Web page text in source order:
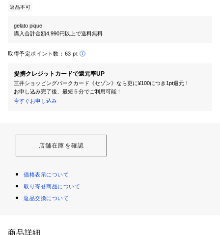
返品不可
gelato pique
購入合計金額4,990円以上で送料無料
取得予定ポイント数： 63 pt
提携クレジットカードで還元率UP
三井ショッピングパークカード《セゾン》なら更に¥100につき1pt還元！
お申し込み完了後、最短５分でご利用可能！
今すぐお申し込み
店舗在庫を確認
価格表示について
取り寄せ商品について
返品交換について
商品詳細